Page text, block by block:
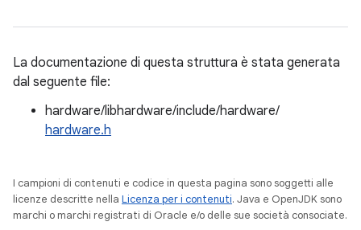
La documentazione di questa struttura è stata generata
dal seguente file:
hardware/libhardware/include/hardware/
hardware.h
I campioni di contenuti e codice in questa pagina sono soggetti alle
licenze descritte nella Licenza per i contenuti. Java e OpenJDK sono
marchi o marchi registrati di Oracle e/o delle sue società consociate.